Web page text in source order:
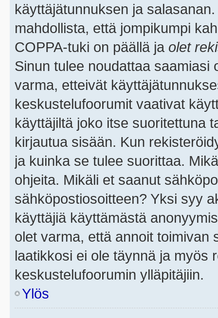
käyttäjätunnuksen ja
mahdollista, että jompikumpi
COPPA-tuki on päällä ja olet
Sinun tulee noudattaa saamiasi
varma, etteivät
keskustelufoorumit vaativat
käyttäjiltä joko itse suoritettuna
kirjautua sisään. Kun
ja kuinka se tulee suorittaa.
ohjeita. Mikäli et saanut
sähköpostiosoitteen? Yksi syy
käyttäjiä käyttämästä
olet varma, että annoit toimivan
laatikkosi ei ole täynnä ja myös
keskustelufoorumin ylläpitäjiin.
Ylös